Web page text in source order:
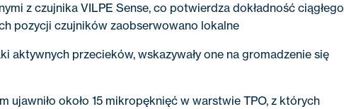
z czujnika VILPE Sense, co potwierdza dokładność ciągłego
pozycji czujników zaobserwowano lokalne
aktywnych przecieków, wskazywały one na gromadzenie się
ujawniło około 15 mikropęknięć w warstwie TPO, z których